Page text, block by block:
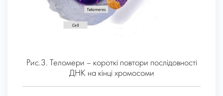
Рис.3. Теломери – короткі повтори послідовності
ДНК на кінці хромосоми